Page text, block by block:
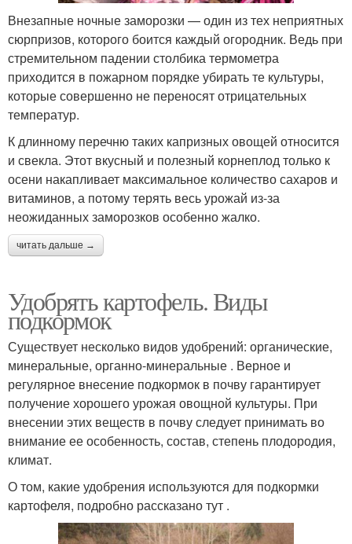
Внезапные ночные заморозки — один из тех неприятных
сюрпризов, которого боится каждый огородник. Ведь при
стремительном падении столбика термометра
приходится в пожарном порядке убирать те культуры,
которые совершенно не переносят отрицательных
температур.
К длинному перечню таких капризных овощей относится
и свекла. Этот вкусный и полезный корнеплод только к
осени накапливает максимальное количество сахаров и
витаминов, а потому терять весь урожай из-за
неожиданных заморозков особенно жалко.
читать дальше →
Удобрять картофель. Виды
подкормок
Существует несколько видов удобрений: органические,
минеральные, органно-минеральные . Верное и
регулярное внесение подкормок в почву гарантирует
получение хорошего урожая овощной культуры. При
внесении этих веществ в почву следует принимать во
внимание ее особенность, состав, степень плодородия,
климат.
О том, какие удобрения используются для подкормки
картофеля, подробно рассказано тут .